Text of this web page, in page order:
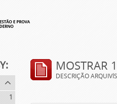
1
MOSTRAR
DESCRIÇÃO